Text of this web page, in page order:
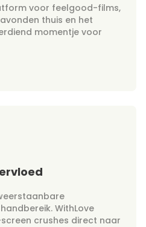
voor feelgood-films,
thuis en het
momentje voor
WithLove
crushes direct naar